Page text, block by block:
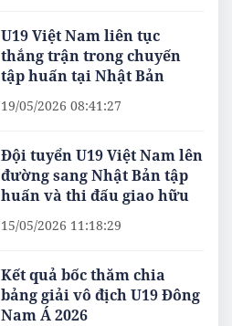
U19 Việt Nam liên tục
thắng trận trong chuyến
tập huấn tại Nhật Bản
19/05/2026 08:41:27
Đội tuyển U19 Việt Nam lên
đường sang Nhật Bản tập
huấn và thi đấu giao hữu
15/05/2026 11:18:29
Kết quả bốc thăm chia
bảng giải vô địch U19 Đông
Nam Á 2026